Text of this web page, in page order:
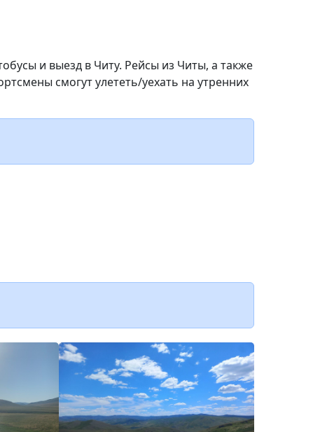
и выезд в Читу. Рейсы из Читы, а также
смогут улететь/уехать на утренних